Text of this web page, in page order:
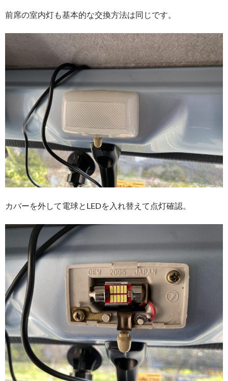
前席の室内灯も基本的な交換方法は同じです。
カバーを外して電球とLEDを入れ替えて点灯確認。